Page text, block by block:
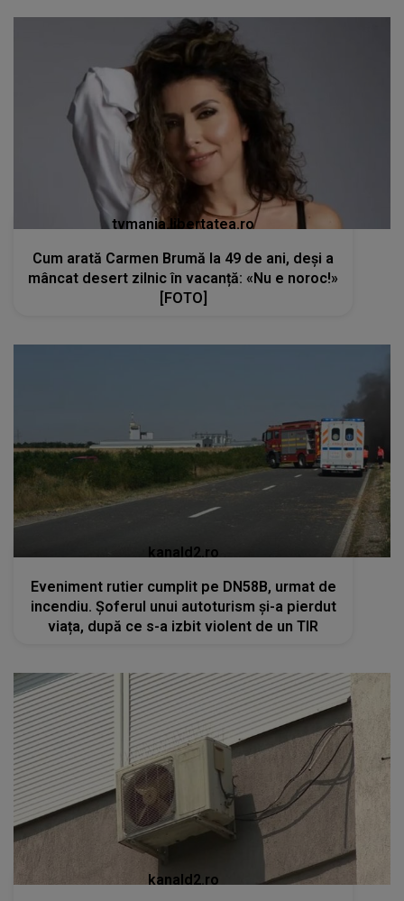
tvmania.libertatea.ro
Cum arată Carmen Brumă la 49 de ani, deși a
mâncat desert zilnic în vacanță: «Nu e noroc!»
[FOTO]
kanald2.ro
Eveniment rutier cumplit pe DN58B, urmat de
incendiu. Șoferul unui autoturism și-a pierdut
viața, după ce s-a izbit violent de un TIR
kanald2.ro